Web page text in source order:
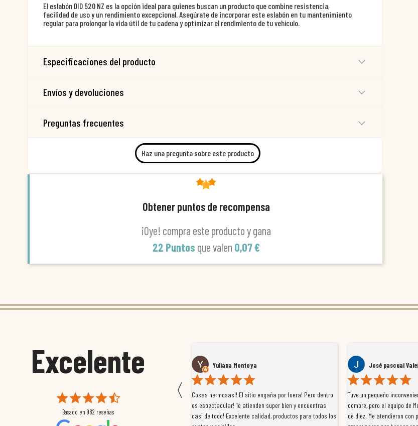
El eslabón DID 520 NZ es la opción ideal para quienes buscan un producto que combine resistencia,
facilidad de uso y un rendimiento excepcional. Asegúrate de incorporar este eslabón en tu mantenimiento
regular para prolongar la vida útil de tu cadena y optimizar el rendimiento de tu vehículo.
Especificaciones del producto
Envíos y devoluciones
Preguntas frecuentes
Haz una pregunta sobre este producto
Obtener puntos de recompensa
¡Oye! compra este producto y gana
22 Puntos que valen 0,07 €
Excelente
Basado en 982 reseñas
〈
Susana García Luis
Magnífica atención al cliente. Tuvimos un pequeño
retraso en el pedido y desde el minuto uno se
preocuparon por ayudarnos en todo. Gracias a Sergio,
Yuliana Montoya
Cosas hermosas!! El sitio engaña por fuera! Pero dentro
es espectacular! Te atienden super bien y encuentras
casi de todo! Excelente calidad, productos para todos los
José pascual
Tuve un pequeño
compré, pero el equipo de
de diez. Me atendieron con